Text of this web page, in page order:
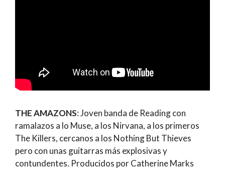
THE AMAZONS: Joven banda de Reading con
ramalazos a lo Muse, a los Nirvana, a los primeros
The Killers, cercanos a los Nothing But Thieves
pero con unas guitarras más explosivas y
contundentes. Producidos por Catherine Marks